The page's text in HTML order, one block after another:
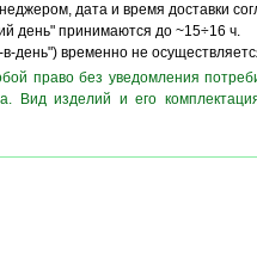
дата и время доставки
день" принимаются до ~15÷16 ч.
день") временно не
право без уведомления
Вид изделий и его